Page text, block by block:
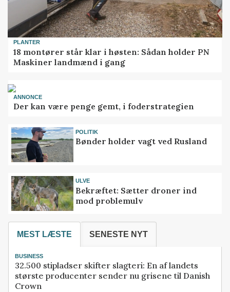
PLANTER
18 montører står klar i høsten: Sådan holder PN
Maskiner landmænd i gang
ANNONCE
Der kan være penge gemt, i foderstrategien
POLITIK
Bønder holder vagt ved Rusland
ULVE
Bekræftet: Sætter droner ind
mod problemulv
MEST LÆSTE SENESTE NYT
BUSINESS
32.500 stipladser skifter slagteri: En af landets
største producenter sender nu grisene til Danish
Crown